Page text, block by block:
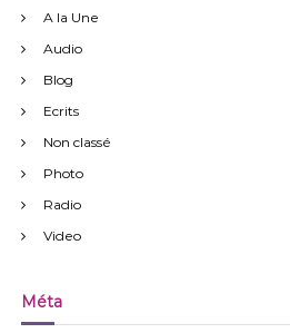
A la Une
Audio
Blog
Ecrits
Non classé
Photo
Radio
Video
Méta